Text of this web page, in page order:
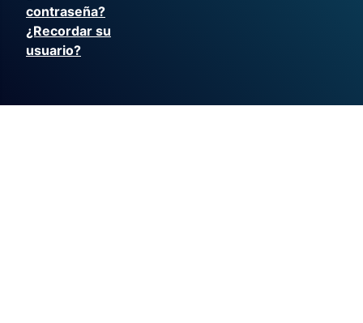
contraseña?
¿Recordar su
usuario?